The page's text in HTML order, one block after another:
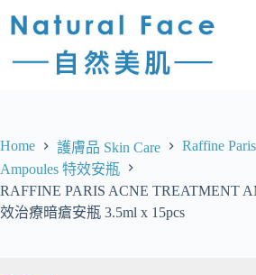
Home 護膚品 Skin Care
Raffine Paris
Ampoules 特效安瓶
RAFFINE PARIS ACNE TREATMENT
效治療暗瘡安瓶 3.5ml x 15pcs